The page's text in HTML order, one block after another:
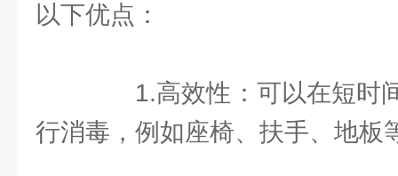
以下优点：
1.高效性：可以在短时
行消毒，例如座椅、扶手、地板